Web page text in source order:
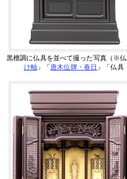
黒檀調に仏具を並べて撮った写真（※仏
け軸」「唐木位牌・春日 」「仏具